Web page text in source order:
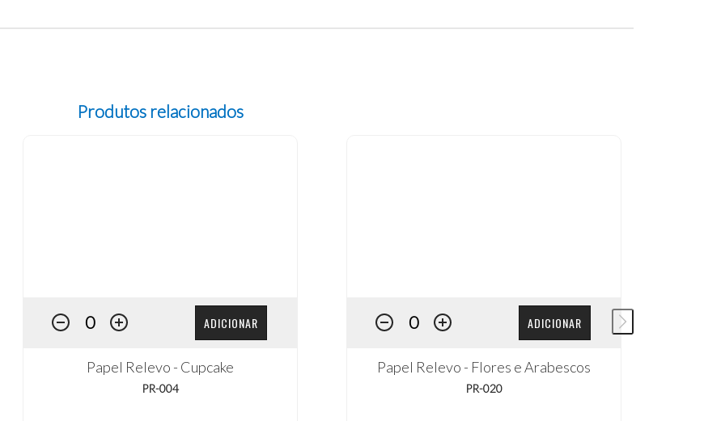
Produtos relacionados
ADICIONAR
Papel Relevo - Cupcake
PR-004
ADICIONAR
Papel Relevo - Flores e Arabescos
PR-020